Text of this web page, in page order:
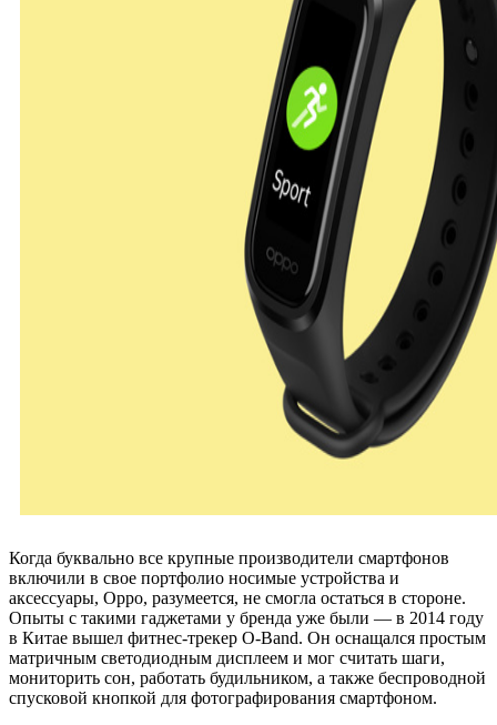
Когда буквально все крупные производители смартфонов
включили в свое портфолио носимые устройства и
аксессуары, Oppo, разумеется, не смогла остаться в стороне.
Опыты с такими гаджетами у бренда уже были — в 2014 году
в Китае вышел фитнес-трекер O-Band. Он оснащался простым
матричным светодиодным дисплеем и мог считать шаги,
мониторить сон, работать будильником, а также беспроводной
спусковой кнопкой для фотографирования смартфоном.